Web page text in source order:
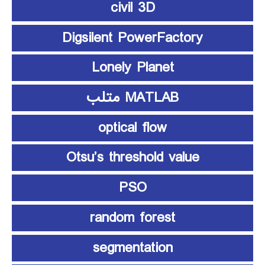
civil 3D
Digsilent PowerFactory
Lonely Planet
MATLAB متلب
optical flow
Otsu’s threshold value
PSO
random forest
segmentation